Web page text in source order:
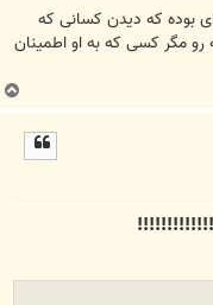
بوده که دیدن کسانی که
مگر کسی که به او اطمینان
ب
ا